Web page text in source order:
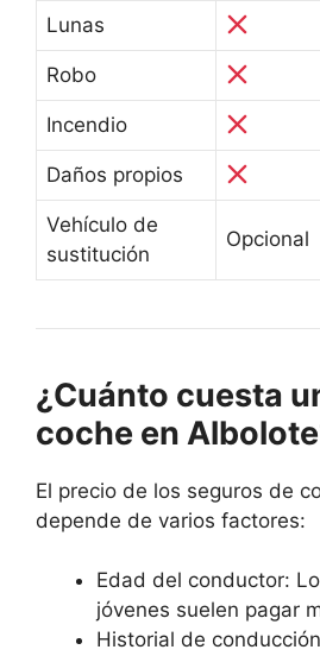
Lunas
Robo
Incendio
Daños propios
Vehículo de
sustitución
Opcional
¿Cuánto cuesta
coche en
El precio de los seguros de
depende de varios factores:
Edad del conductor:
jóvenes suelen pagar
Historial de